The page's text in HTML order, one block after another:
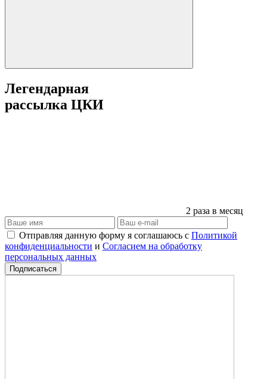
Легендарная
рассылка ЦКИ
2 раза в месяц
Отправляя данную форму я соглашаюсь с Политикой
конфиденциальности и Согласием на обработку
персональных данных
Подписаться